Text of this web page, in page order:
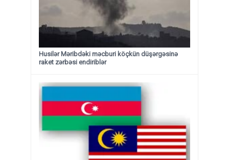
Husilər Məribdəki məcburi köçkün düşərgəsinə
raket zərbəsi endiriblər